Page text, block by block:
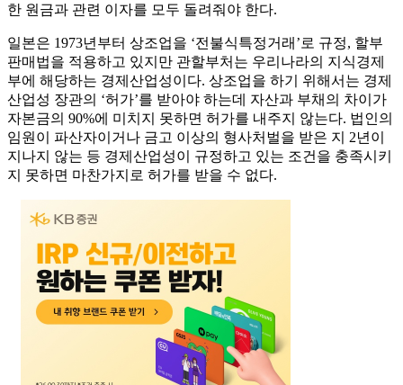
한 원금과 관련 이자를 모두 돌려줘야 한다.
일본은 1973년부터 상조업을 ‘전불식특정거래’로 규정, 할부
판매법을 적용하고 있지만 관할부처는 우리나라의 지식경제
부에 해당하는 경제산업성이다. 상조업을 하기 위해서는 경제
산업성 장관의 ‘허가’를 받아야 하는데 자산과 부채의 차이가
자본금의 90%에 미치지 못하면 허가를 내주지 않는다. 법인의
임원이 파산자이거나 금고 이상의 형사처벌을 받은 지 2년이
지나지 않는 등 경제산업성이 규정하고 있는 조건을 충족시키
지 못하면 마찬가지로 허가를 받을 수 없다.